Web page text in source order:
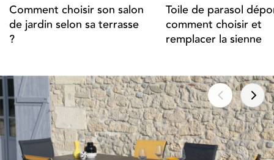
Comment choisir son salon
de jardin selon sa terrasse
?
Toile de parasol
comment choisir et
remplacer la sienne